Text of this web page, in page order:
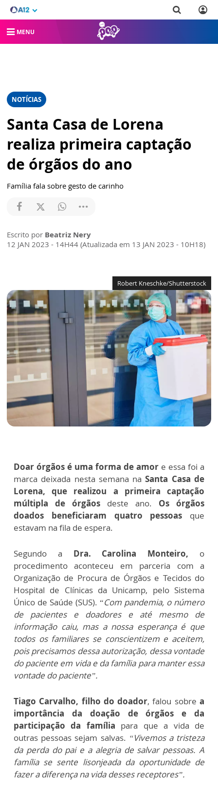
MENU
NOTÍCIAS
Santa Casa de Lorena
realiza primeira captação
de órgãos do ano
Família fala sobre gesto de carinho
Escrito por Beatriz Nery
12 JAN 2023 - 14H44 (Atualizada em 13 JAN 2023 - 10H18)
Robert Kneschke/Shutterstock
Doar órgãos é uma forma de amor e essa foi a
marca deixada nesta semana naSanta Casa de
Lorena, que realizou a primeira captação
múltipla de órgãos deste ano. Os órgãos
doados beneficiaram quatro pessoas que
estavam na fila de espera.
Segundo a Dra. Carolina Monteiro, o
procedimento aconteceu em parceria com a
Organização de Procura de Órgãos e Tecidos do
Hospital de Clínicas da Unicamp, pelo Sistema
Único de Saúde (SUS). “Com pandemia, o número
de pacientes e doadores e até mesmo de
informação caiu, mas a nossa esperança é que
todos os familiares se conscientizem e aceitem,
pois precisamos dessa autorização, dessa vontade
do paciente em vida e da família para manter essa
vontade do paciente”.
Tiago Carvalho, filho do doador, falou sobrea
importância da doação de órgãos e da
participação da família para que a vida de
outras pessoas sejam salvas. “Vivemos a tristeza
da perda do pai e a alegria de salvar pessoas. A
família se sente lisonjeada da oportunidade de
fazer a diferença na vida desses receptores”.